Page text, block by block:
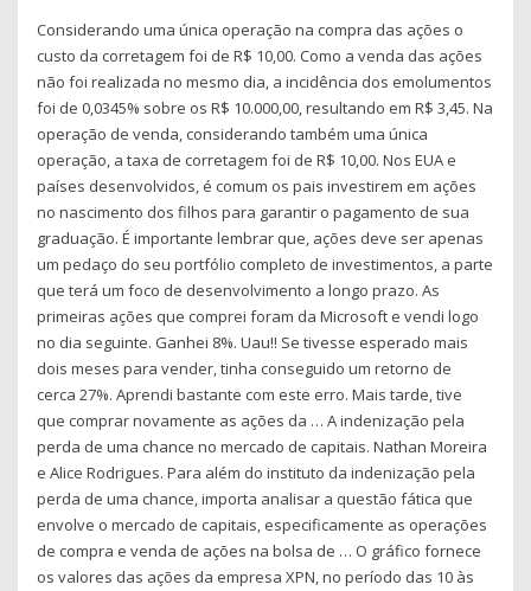
Considerando uma única operação na compra das ações o
custo da corretagem foi de R$ 10,00. Como a venda das ações
não foi realizada no mesmo dia, a incidência dos emolumentos
foi de 0,0345% sobre os R$ 10.000,00, resultando em R$ 3,45. Na
operação de venda, considerando também uma única
operação, a taxa de corretagem foi de R$ 10,00. Nos EUA e
países desenvolvidos, é comum os pais investirem em ações
no nascimento dos filhos para garantir o pagamento de sua
graduação. É importante lembrar que, ações deve ser apenas
um pedaço do seu portfólio completo de investimentos, a parte
que terá um foco de desenvolvimento a longo prazo. As
primeiras ações que comprei foram da Microsoft e vendi logo
no dia seguinte. Ganhei 8%. Uau!! Se tivesse esperado mais
dois meses para vender, tinha conseguido um retorno de
cerca 27%. Aprendi bastante com este erro. Mais tarde, tive
que comprar novamente as ações da … A indenização pela
perda de uma chance no mercado de capitais. Nathan Moreira
e Alice Rodrigues. Para além do instituto da indenização pela
perda de uma chance, importa analisar a questão fática que
envolve o mercado de capitais, especificamente as operações
de compra e venda de ações na bolsa de … O gráfico fornece
os valores das ações da empresa XPN, no período das 10 às